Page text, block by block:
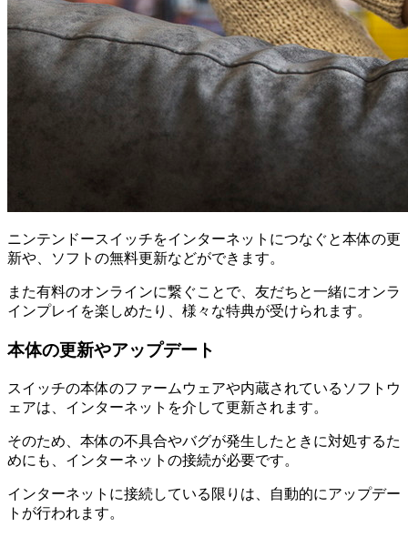
ニンテンドースイッチをインターネットにつなぐと本体の更
新や、ソフトの無料更新などができます。
また有料のオンラインに繋ぐことで、友だちと一緒にオンラ
インプレイを楽しめたり、様々な特典が受けられます。
本体の更新やアップデート
スイッチの本体のファームウェアや内蔵されているソフトウ
ェアは、インターネットを介して更新されます。
そのため、本体の不具合やバグが発生したときに対処するた
めにも、インターネットの接続が必要です。
インターネットに接続している限りは、自動的にアップデー
トが行われます。